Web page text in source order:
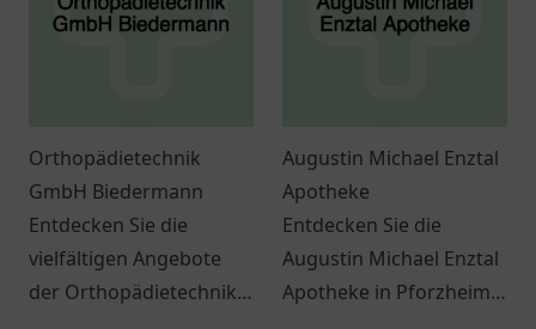
Beratung.
Orthopädietechnik
GmbH Biedermann
Entdecken Sie die
vielfältigen Angebote
der Orthopädietechnik
Augustin Michael Enztal
Apotheke
Entdecken Sie die
Augustin Michael Enztal
Apotheke in Pforzheim